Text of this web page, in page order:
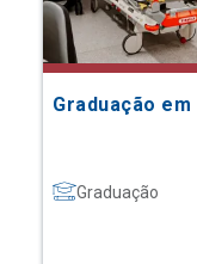
Graduação
Graduação